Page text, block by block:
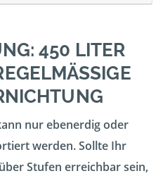
450 LITER
A
nur ebenerdig oder
werden. Sollte Ihr
Stufen erreichbar sein,